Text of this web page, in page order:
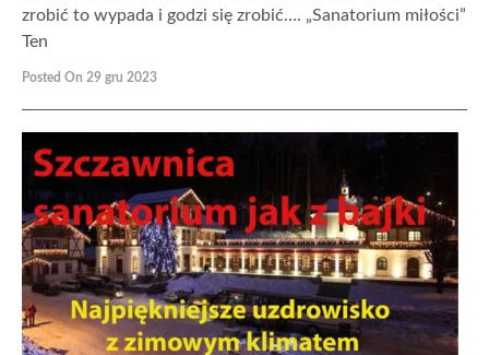
zrobić to wypada i godzi się zrobić…. „Sanatorium miłości”
Ten
Posted On 29 gru 2023